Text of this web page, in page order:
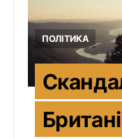
ПОЛІТИКА